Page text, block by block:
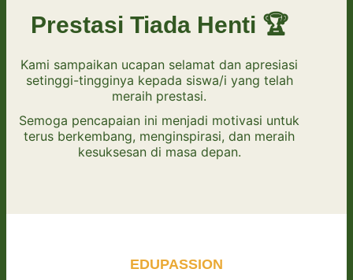
Prestasi Tiada Henti 🏆
Kami sampaikan ucapan selamat dan apresiasi
setinggi-tingginya kepada siswa/i yang telah
meraih prestasi.
Semoga pencapaian ini menjadi motivasi untuk
terus berkembang, menginspirasi, dan meraih
kesuksesan di masa depan.
EDUPASSION